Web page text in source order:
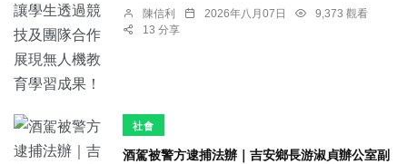
陳信利 2026年八月07日
9,373 觀看
13 分享
社會
酒駕被警方逮捕法辦｜吉安鄉長游淑貞辦公室副